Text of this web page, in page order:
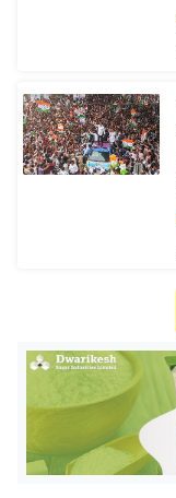
ट
खे
ल
L
2
0
6